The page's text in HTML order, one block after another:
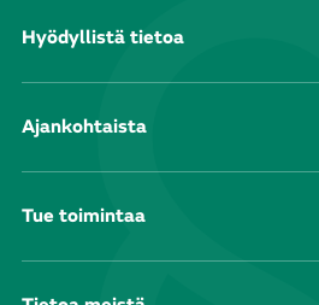
Hyödyllistä tietoa
Ajankohtaista
Tue toimintaa